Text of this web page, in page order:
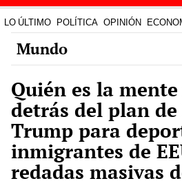
LO ÚLTIMO POLÍTICA OPINIÓN
Mundo
Quién es la
detrás del plan
Trump para
inmigrantes de
redadas masivas